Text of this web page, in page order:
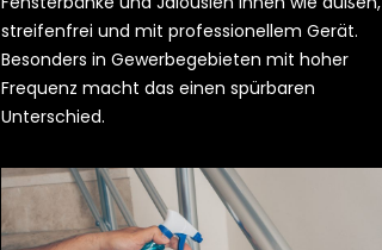
streifenfrei und mit professionellem Gerät.
Besonders in Gewerbegebieten mit hoher
Frequenz macht das einen spürbaren
Unterschied.